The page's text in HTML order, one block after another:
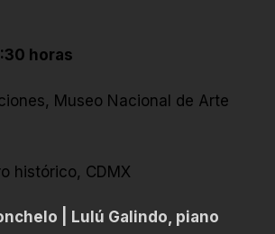
horas
Museo Nacional de Arte
histórico, CDMX
| Lulú Galindo, piano